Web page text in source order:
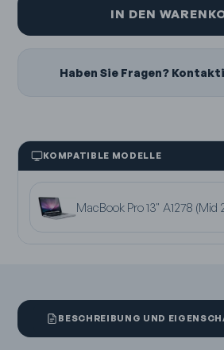
IN DEN
Haben Sie Fragen?
KOMPATIBLE MODELLE
MacBook Pro 13" A1278 (Mid
BESCHREIBUNG UND